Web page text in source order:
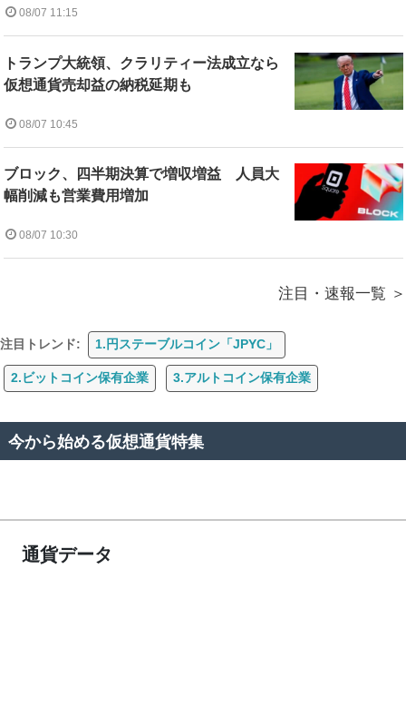
08/07 11:15
トランプ大統領、クラリティー法成立なら
仮想通貨売却益の納税延期も
08/07 10:45
ブロック、四半期決算で増収増益 人員大
幅削減も営業費用増加
08/07 10:30
注目・速報一覧
注目トレンド: 1.円ステーブルコイン「JPYC」
2.ビットコイン保有企業 3.アルトコイン保有企業
今から始める仮想通貨特集
通貨データ